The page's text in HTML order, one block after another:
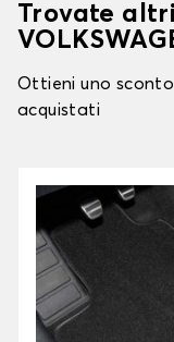
Trovate
Ottieni uno
acquistati